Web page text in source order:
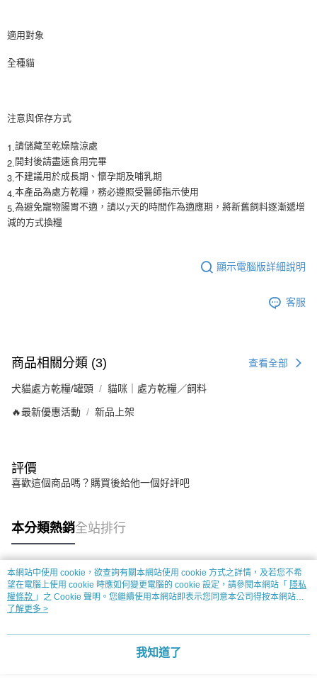
適用對象
全種貓
注意與保存方式
1.請儲藏至乾燥陰涼處
2.開封後請盡速食用完畢
3.不建議用於成長期、懷孕期及哺乳期
4.本產品為處方乾糧，務必遵照受醫師指示使用
5.為避免寵物腸胃不適，請以7天的時間作為適應期，將新舊飼料逐漸遞增
減的方式換糧
顯示電腦版詳細說明
客服
商品相關分類 (3) 查看全部
犬貓處方乾糧/罐頭 貓咪｜處方乾糧／飼料
🔥最新優惠活動 新品上架
評價
喜歡這個商品嗎？購買後給他一個好評吧
本分類熱銷全站排行
熱門標籤
本網站中使用 cookie，欲查詢有關本網站使用 cookie 方式之詳情，及若您不希
望在電腦上使用 cookie 時應如何變更電腦的 cookie 設定，請參閱本網站「 隱私
權條款 」之 Cookie 聲明。您繼續使用本網站即表示您同意本公司得按本網站使
用條款之 Cookie 聲明使用 cookie。
了解更多 >
我知道了